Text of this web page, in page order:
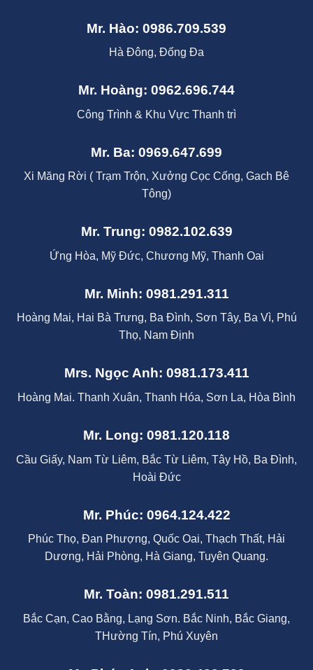
Mr. Hào: 0986.709.539
Hà Đông, Đống Đa
Mr. Hoàng: 0962.696.744
Công Trình & Khu Vực Thanh trì
Mr. Ba: 0969.647.699
Xi Măng Rời ( Trạm Trộn, Xưởng Cọc Cống, Gach Bê
Tông)
Mr. Trung: 0982.102.639
Ứng Hòa, Mỹ Đức, Chương Mỹ, Thanh Oai
Mr. Minh: 0981.291.311
Hoàng Mai, Hai Bà Trưng, Ba Đình, Sơn Tây, Ba Vì, Phú
Thọ, Nam Định
Mrs. Ngọc Anh: 0981.173.411
Hoàng Mai. Thanh Xuân, Thanh Hóa, Sơn La, Hòa Bình
Mr. Long: 0981.120.118
Cầu Giấy, Nam Từ Liêm, Bắc Từ Liêm, Tây Hồ, Ba Đình,
Hoài Đức
Mr. Phúc: 0964.124.422
Phúc Thọ, Đan Phượng, Quốc Oai, Thạch Thất, Hải
Dương, Hải Phòng, Hà Giang, Tuyên Quang.
Mr. Toàn: 0981.291.511
Bắc Cạn, Cao Bằng, Lạng Sơn. Bắc Ninh, Bắc Giang,
THường Tín, Phú Xuyên